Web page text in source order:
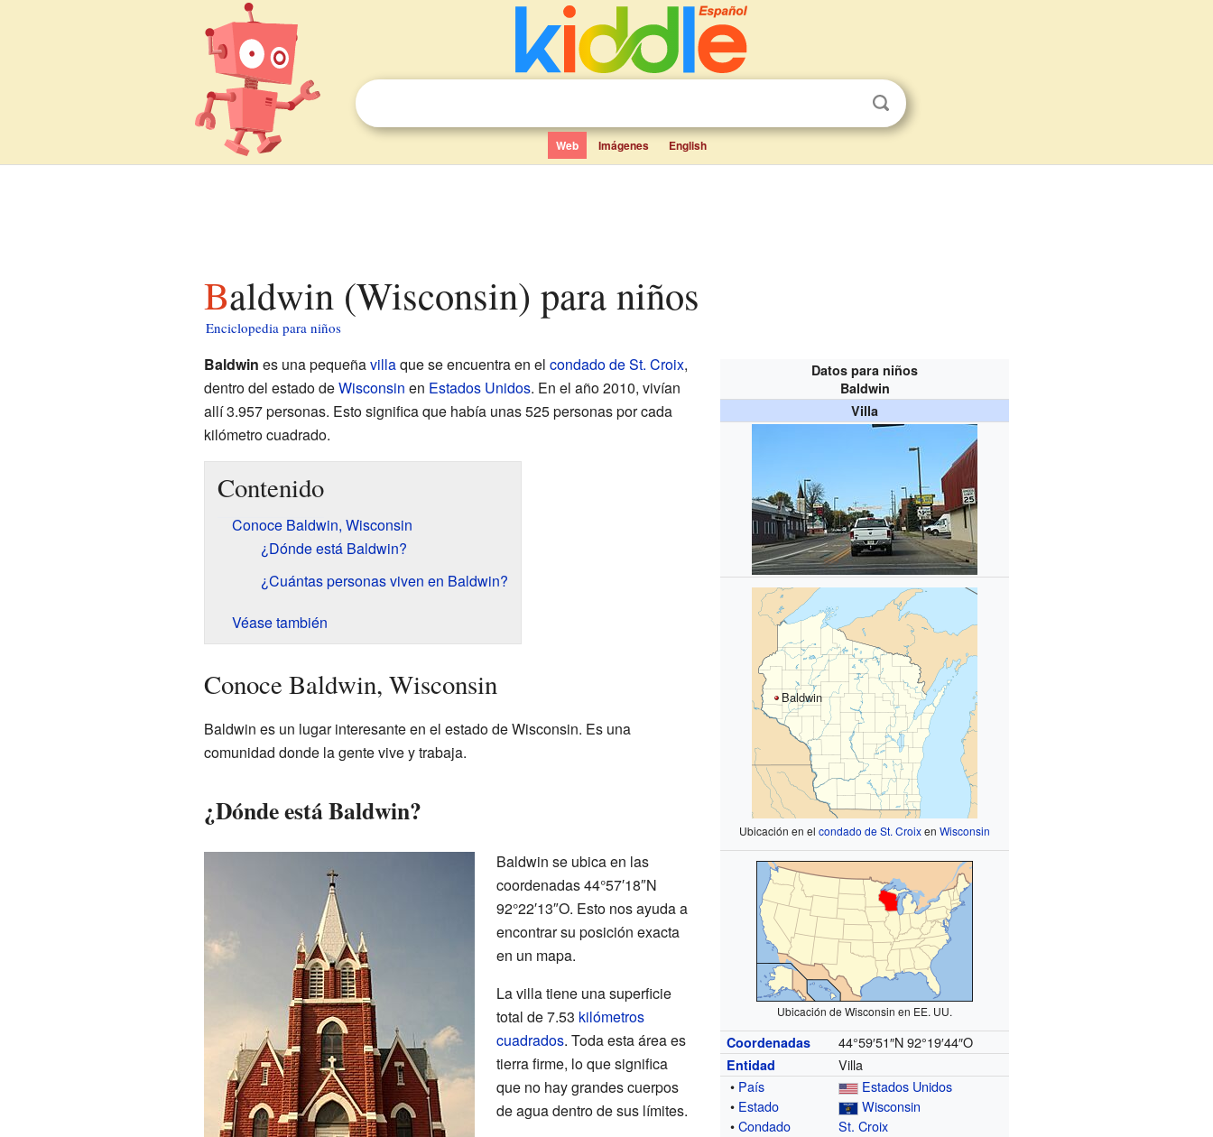
Web Imágenes English
Baldwin (Wisconsin) para niños
Enciclopedia para niños
Datos para niños
Baldwin
Villa
Baldwin
Ubicación en elcondado de St. CroixenWisconsin
Ubicación de Wisconsin en EE. UU.
Coordenadas 44°59′51″N 92°19′44″O
Entidad
Villa
• País
Estados Unidos
• Estado
Wisconsin
•Condado St. Croix
Baldwin es una pequeñavillaque se encuentra en el condado de St. Croix,
dentro del estado deWisconsin en Estados Unidos. En el año 2010, vivían
allí 3.957 personas. Esto significa que había unas 525 personas por cada
kilómetro cuadrado.
Contenido
Conoce Baldwin, Wisconsin
¿Dónde está Baldwin?
¿Cuántas personas viven en Baldwin?
Véase también
Conoce Baldwin, Wisconsin
Baldwin es un lugar interesante en el estado de Wisconsin. Es una
comunidad donde la gente vive y trabaja.
¿Dónde está Baldwin?
Baldwin se ubica en las
coordenadas 44°57′18″N
92°22′13″O. Esto nos ayuda a
encontrar su posición exacta
en un mapa.
La villa tiene una superficie
total de 7.53 kilómetros
cuadrados. Toda esta área es
tierra firme, lo que significa
que no hay grandes cuerpos
de agua dentro de sus límites.